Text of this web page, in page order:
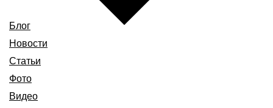
Блог
Новости
Статьи
Фото
Видео